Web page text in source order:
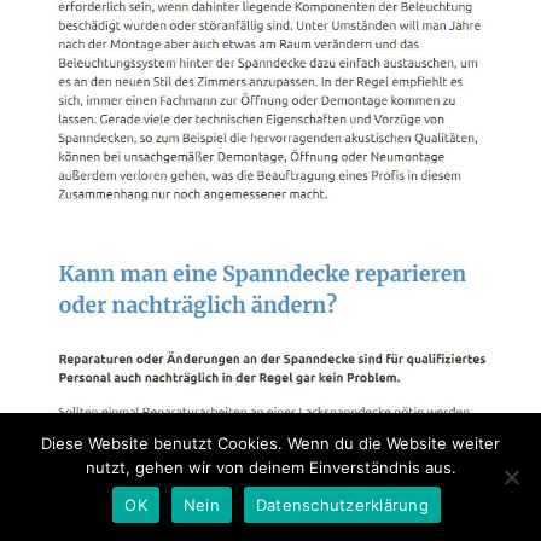
Diese Website benutzt Cookies. Wenn du die Website weiter
nutzt, gehen wir von deinem Einverständnis aus.
OK
Nein Datenschutzerklärung